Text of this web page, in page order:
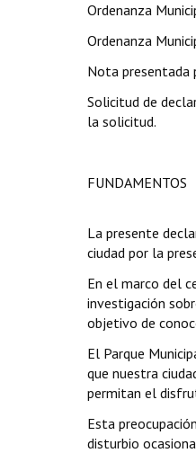
Ordenanza
Ordenanza
Nota presentada
Solicitud de
la solicitud.
FUNDAMENTOS
La presente
ciudad por la
En el marco del
investigación
objetivo de
El Parque
que nuestra
permitan el
Esta
disturbio